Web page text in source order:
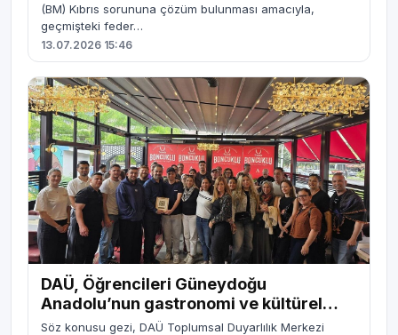
(BM) Kıbrıs sorununa çözüm bulunması amacıyla,
geçmişteki feder…
13.07.2026 15:46
DAÜ, Öğrencileri Güneydoğu
Anadolu’nun gastronomi ve kültürel
mirasını yerinde deneyimledi
Söz konusu gezi, DAÜ Toplumsal Duyarlılık Merkezi